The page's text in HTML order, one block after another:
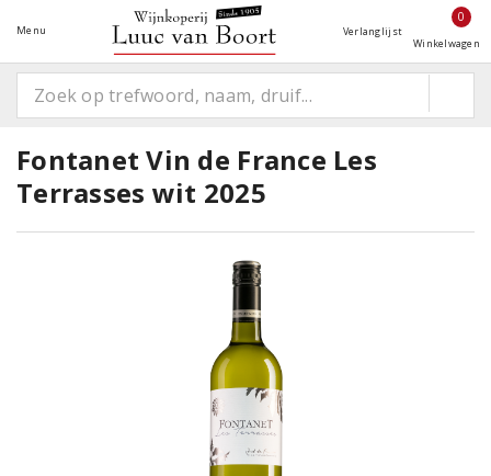
Menu Verlanglijst
0
Winkelwagen
Fontanet Vin de France Les
Terrasses wit 2025